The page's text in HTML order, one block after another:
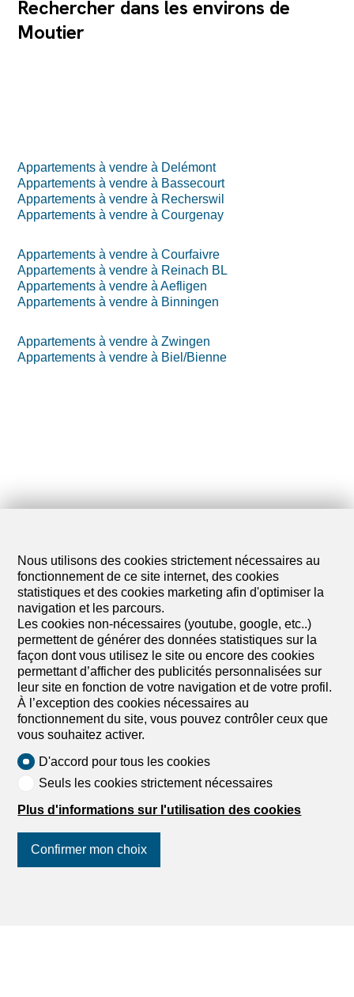
Rechercher dans les environs de
Moutier
Appartements à vendre à Delémont
Appartements à vendre à Bassecourt
Appartements à vendre à Recherswil
Appartements à vendre à Courgenay
Appartements à vendre à Courfaivre
Appartements à vendre à Reinach BL
Appartements à vendre à Aefligen
Appartements à vendre à Binningen
Appartements à vendre à Zwingen
Appartements à vendre à Biel/Bienne
Nous utilisons des cookies strictement nécessaires au
fonctionnement de ce site internet, des cookies
statistiques et des cookies marketing afin d'optimiser la
navigation et les parcours.
Les cookies non-nécessaires (youtube, google, etc..)
permettent de générer des données statistiques sur la
façon dont vous utilisez le site ou encore des cookies
permettant d’afficher des publicités personnalisées sur
leur site en fonction de votre navigation et de votre profil.
À l’exception des cookies nécessaires au
fonctionnement du site, vous pouvez contrôler ceux que
vous souhaitez activer.
D'accord pour tous les cookies
Seuls les cookies strictement nécessaires
Plus d'informations sur l'utilisation des cookies
Confirmer mon choix